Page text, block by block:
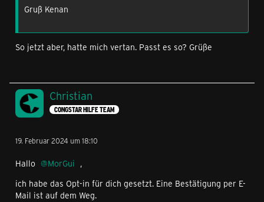
Gruß Kenan
So jetzt aber, hatte mich vertan. Passt es so? Grüße
Christian
CONGSTAR HILFE TEAM
19. Februar 2024 um 18:10
Hallo MorGui ,
ich habe das Opt-in für dich gesetzt. Eine Bestätigung per E-
Mail ist auf dem Weg.